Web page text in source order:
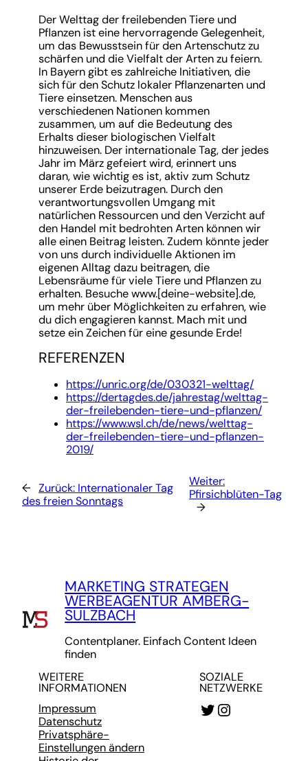
Der Welttag der freilebenden Tiere und
Pflanzen ist eine hervorragende Gelegenheit,
um das Bewusstsein für den Artenschutz zu
schärfen und die Vielfalt der Arten zu feiern.
In Bayern gibt es zahlreiche Initiativen, die
sich für den Schutz lokaler Pflanzenarten und
Tiere einsetzen. Menschen aus
verschiedenen Nationen kommen
zusammen, um auf die Bedeutung des
Erhalts dieser biologischen Vielfalt
hinzuweisen. Der internationale Tag, der jedes
Jahr im März gefeiert wird, erinnert uns
daran, wie wichtig es ist, aktiv zum Schutz
unserer Erde beizutragen. Durch den
verantwortungsvollen Umgang mit
natürlichen Ressourcen und den Verzicht auf
den Handel mit bedrohten Arten können wir
alle einen Beitrag leisten. Zudem könnte jeder
von uns durch individuelle Aktionen im
eigenen Alltag dazu beitragen, die
Lebensräume für viele Tiere und Pflanzen zu
erhalten. Besuche www.[deine-website].de,
um mehr über Möglichkeiten zu erfahren, wie
du dich engagieren kannst. Mach mit und
setze ein Zeichen für eine gesunde Erde!
REFERENZEN
https://unric.org/de/030321-welttag/
https://dertagdes.de/jahrestag/welttag-
der-freilebenden-tiere-und-pflanzen/
https://www.wsl.ch/de/news/welttag-
der-freilebenden-tiere-und-pflanzen-
2019/
← Zurück: Internationaler Tag
des freien Sonntags
Weiter:
Pfirsichblüten-Tag
→
MARKETING STRATEGEN
WERBEAGENTUR AMBERG-
SULZBACH
Contentplaner. Einfach Content Ideen
finden
WEITERE
INFORMATIONEN
Impressum
Datenschutz
Privatsphäre-
Einstellungen ändern
SOZIALE
NETZWERKE
Twitter Instagram